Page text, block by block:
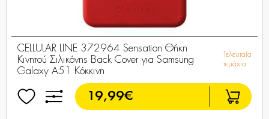
CELLULAR LINE 372964 Sensation Θήκη
Κινητού Σιλικόνης Back Cover για Samsung
Galaxy A51 Κόκκινη
Τελευταία
τεμάχια
19,99€